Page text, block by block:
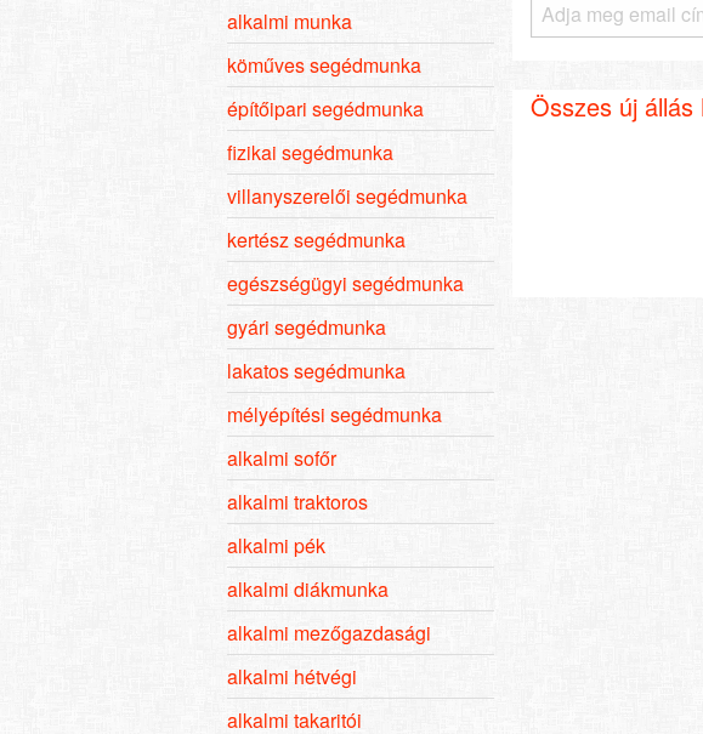
Összes új állás
alkalmi munka
köműves segédmunka
építőipari segédmunka
fizikai segédmunka
villanyszerelői segédmunka
kertész segédmunka
egészségügyi segédmunka
gyári segédmunka
lakatos segédmunka
mélyépítési segédmunka
alkalmi sofőr
alkalmi traktoros
alkalmi pék
alkalmi diákmunka
alkalmi mezőgazdasági
alkalmi hétvégi
alkalmi takaritói